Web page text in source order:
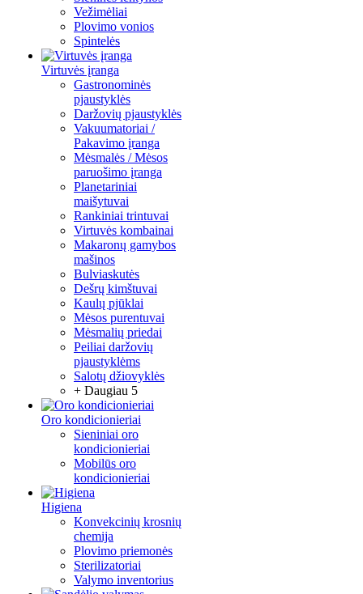
Vežimėliai
Plovimo vonios
Spintelės
Virtuvės įranga
Gastronominės
pjaustyklės
Daržovių pjaustyklės
Vakuumatoriai /
Pakavimo įranga
Mėsmalės / Mėsos
paruošimo įranga
Planetariniai
maišytuvai
Rankiniai trintuvai
Virtuvės kombainai
Makaronų gamybos
mašinos
Bulviaskutės
Dešrų kimštuvai
Kaulų pjūklai
Mėsos purentuvai
Mėsmalių priedai
Peiliai daržovių
pjaustyklėms
Salotų džiovyklės
+ Daugiau 5
Oro kondicionieriai
Sieniniai oro
kondicionieriai
Mobilūs oro
kondicionieriai
Higiena
Konvekcinių krosnių
chemija
Plovimo priemonės
Sterilizatoriai
Valymo inventorius